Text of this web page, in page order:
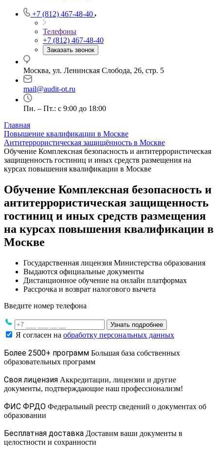
+7 (812) 467-48-40
Телефоны
+7 (812) 467-48-40
Заказать звонок
Москва, ул. Ленинская Слобода, 26, стр. 5
mail@audit-ot.ru
Пн. – Пт.: с 9:00 до 18:00
Главная
Повышение квалификации в Москве
Антитеррористическая защищённость в Москве
Обучение Комплексная безопасность и антитеррористическая
защищенность гостиниц и иных средств размещения на
курсах повышения квалификации в Москве
Обучение Комплексная безопасность и
антитеррористическая защищенность
гостиниц и иных средств размещения
на курсах повышения квалификации в
Москве
Государственная лицензия Министерства образования
Выдаются официальные документы
Дистанционное обучение на онлайн платформах
Рассрочка и возврат налогового вычета
Введите номер телефона
Узнать подробнее
Я согласен на обработку персональных данных
Более 2500+ программ Большая база собственных
образовательных программ
Своя лицензия Аккредитации, лицензии и другие
документы, подтверждающие наш профессионализм!
ФИС ФРДО Федеральный реестр сведений о документах об
образовании
Бесплатная доставка Доставим ваши документы в
целостности и сохранности